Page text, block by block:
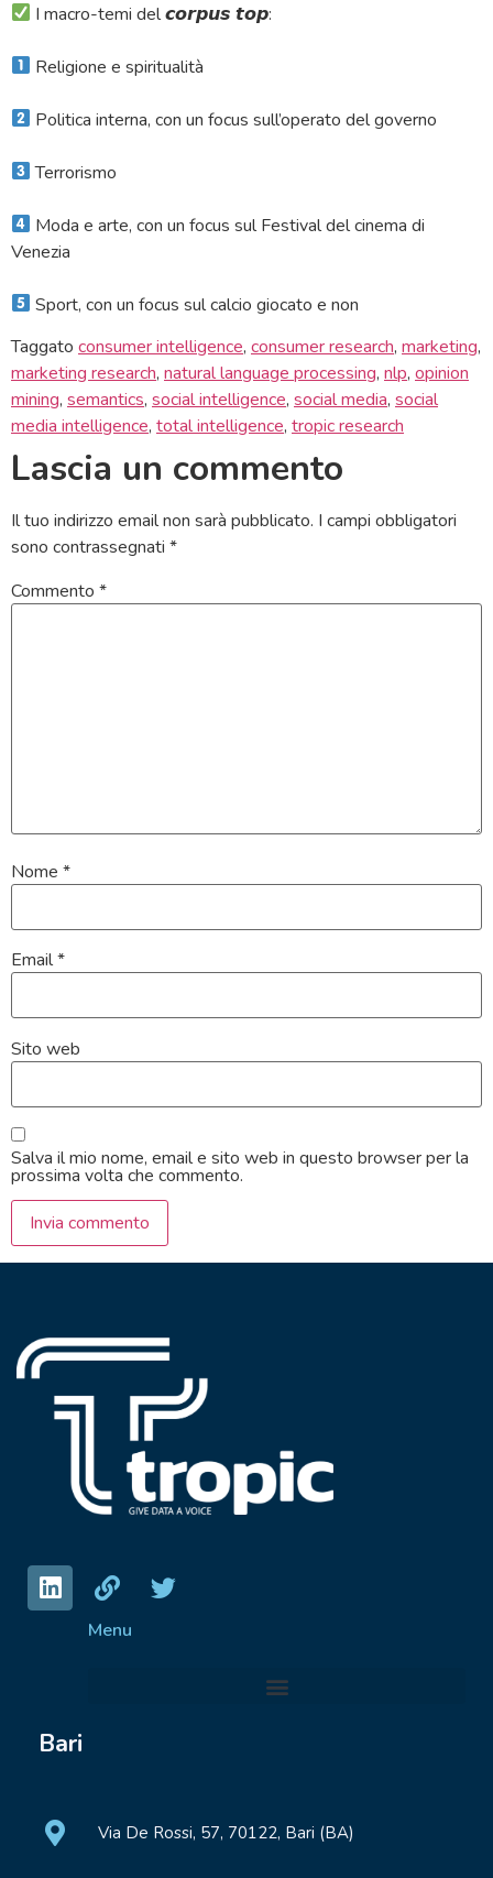
I macro-temi del 𝙘𝙤𝙧𝙥𝙪𝙨 𝙩𝙤𝙥:
Religione e spiritualità
Politica interna, con un focus sull’operato del governo
Terrorismo
Moda e arte, con un focus sul Festival del cinema di
Venezia
Sport, con un focus sul calcio giocato e non
Taggato consumer intelligence, consumer research, marketing,
marketing research, natural language processing, nlp, opinion
mining, semantics, social intelligence, social media, social
media intelligence, total intelligence, tropic research
Lascia un commento
Il tuo indirizzo email non sarà pubblicato. I campi obbligatori
sono contrassegnati *
Commento *
Nome *
Email*
Sito web
Salva il mio nome, email e sito web in questo browser per la
prossima volta che commento.
Menu
Bari
Via De Rossi, 57, 70122, Bari (BA)